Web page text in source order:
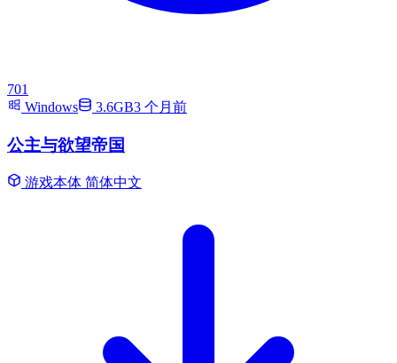
701
Windows
3.6GB3 个月前
公主与欲望帝国
游戏本体 简体中文